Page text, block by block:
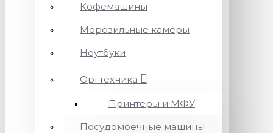
Кофемашины
Морозильные камеры
Ноутбуки
Оргтехника
Принтеры и МФУ
Посудомоечные машины